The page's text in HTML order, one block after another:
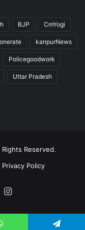
BJP CmYogi
kanpurNews
Policegoodwork
Uttar Pradesh
Reserved.
Privacy Policy
Instagram